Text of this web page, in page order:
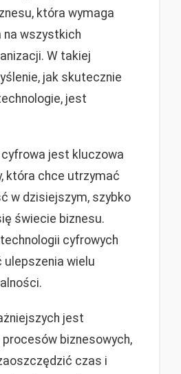
która wymaga
na wszystkich
W takiej
jak skutecznie
jest
jest kluczowa
która chce utrzymać
w dzisiejszym, szybko
świecie biznesu.
cyfrowych
wielu
jest
biznesowych,
czas i